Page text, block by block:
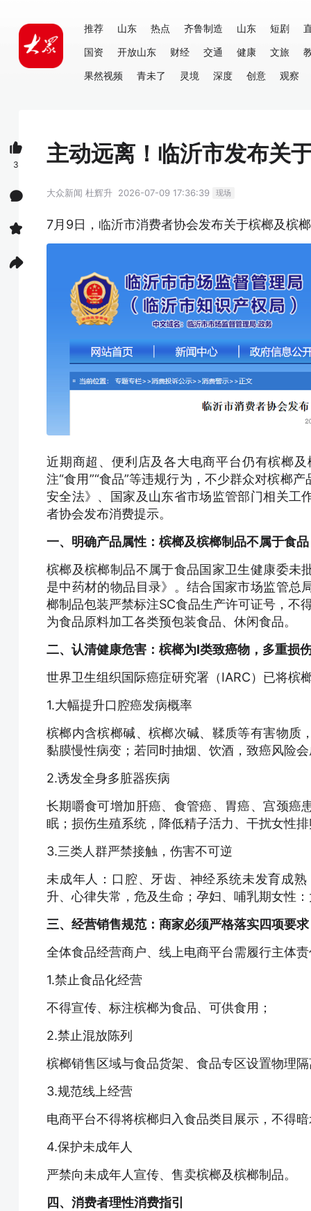
推荐 山东 热点 齐鲁制造 山东 短剧
国资
开放山东 财经 交通 健康 文旅
果然视频
青未了 灵境 深度 创意 观察
主动远离！临沂市发布关
大众新闻 杜辉升 2026-07-09 17:36:39 现场
7月9日，临沂市消费者协会发布关于槟榔及槟
近期商超、便利店及各大电商平台仍有槟榔
注“食用”“食品”等违规行为，不少群众对槟榔
安全法》、国家及山东省市场监管部门相关工
者协会发布消费提示。
一、明确产品属性：槟榔及槟榔制品不属于食品
槟榔及槟榔制品不属于食品国家卫生健康委未
是中药材的物品目录》。结合国家市场监管总
榔制品包装严禁标注SC食品生产许可证号，不
为食品原料加工各类预包装食品、休闲食品。
二、认清健康危害：槟榔为Ⅰ类致癌物，多重损
世界卫生组织国际癌症研究署（IARC）已将槟
1.大幅提升口腔癌发病概率
槟榔内含槟榔碱、槟榔次碱、鞣质等有害物质
黏膜慢性病变；若同时抽烟、饮酒，致癌风险
2.诱发全身多脏器疾病
长期嚼食可增加肝癌、食管癌、胃癌、宫颈癌
眠；损伤生殖系统，降低精子活力、干扰女性
3.三类人群严禁接触，伤害不可逆
未成年人：口腔、牙齿、神经系统未发育成
升、心律失常，危及生命；孕妇、哺乳期女性
三、经营销售规范：商家必须严格落实四项要求
全体食品经营商户、线上电商平台需履行主体
1.禁止食品化经营
不得宣传、标注槟榔为食品、可供食用；
2.禁止混放陈列
槟榔销售区域与食品货架、食品专区设置物理
3.规范线上经营
电商平台不得将槟榔归入食品类目展示，不得
4.保护未成年人
严禁向未成年人宣传、售卖槟榔及槟榔制品。
四、消费者理性消费指引
3